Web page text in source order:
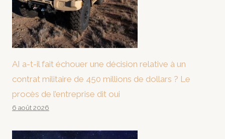
AI a-t-il fait échouer une décision relative à un
contrat militaire de 450 millions de dollars ? Le
procès de l’entreprise dit oui
6 août 2026